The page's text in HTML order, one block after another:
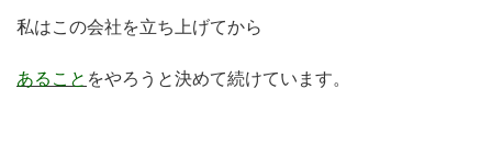
私はこの会社を立ち上げてから
あること をやろうと決めて続けています。